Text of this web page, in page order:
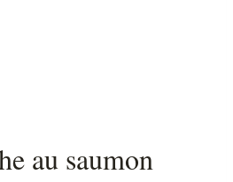
au saumon